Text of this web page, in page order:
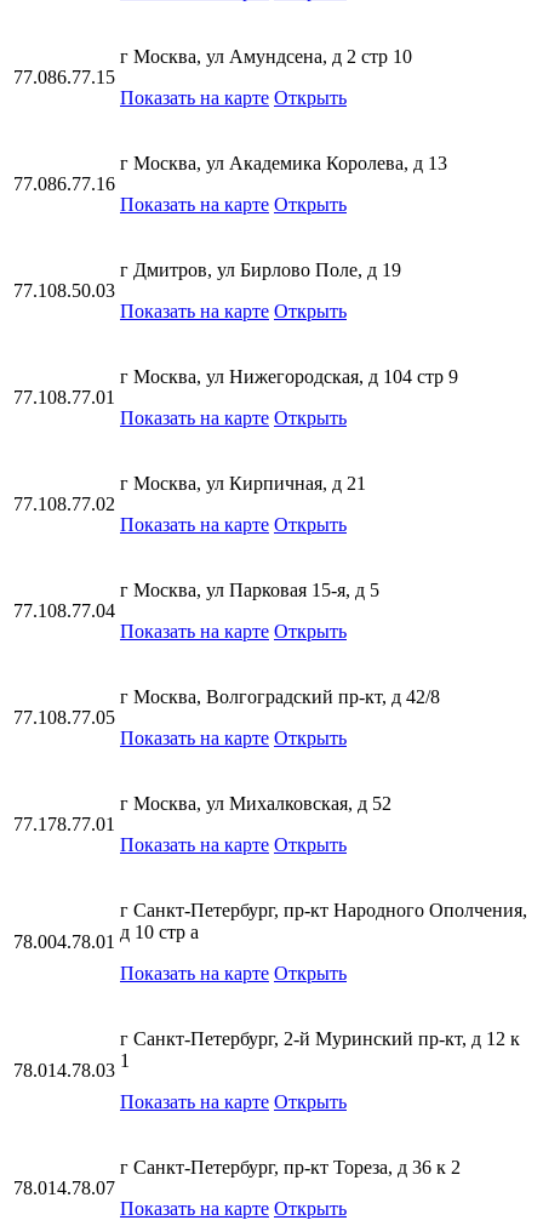
77.086.77.15
г Москва, ул Амундсена, д 2 стр 10
Показать на карте Открыть
77.086.77.16
г Москва, ул Академика Королева, д 13
Показать на карте Открыть
77.108.50.03
г Дмитров, ул Бирлово Поле, д 19
Показать на карте Открыть
77.108.77.01
г Москва, ул Нижегородская, д 104 стр 9
Показать на карте Открыть
77.108.77.02
г Москва, ул Кирпичная, д 21
Показать на карте Открыть
77.108.77.04
г Москва, ул Парковая 15-я, д 5
Показать на карте Открыть
77.108.77.05
г Москва, Волгоградский пр-кт, д 42/8
Показать на карте Открыть
77.178.77.01
г Москва, ул Михалковская, д 52
Показать на карте Открыть
78.004.78.01
г Санкт-Петербург, пр-кт Народного Ополчения,
д 10 стр а
Показать на карте Открыть
78.014.78.03
г Санкт-Петербург, 2-й Муринский пр-кт, д 12 к
1
Показать на карте Открыть
78.014.78.07
г Санкт-Петербург, пр-кт Тореза, д 36 к 2
Показать на карте Открыть